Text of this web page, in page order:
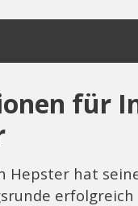
für
Hepster hat
erfolgreich